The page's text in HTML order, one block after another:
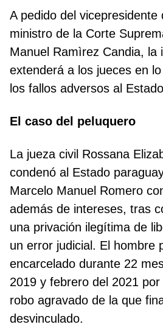
A pedido del vicepresidente
ministro de la Corte
Manuel Ramìrez Candia, la
extenderá a los jueces en
los fallos adversos al
El caso del peluquero
La jueza civil Rossana
condenó al Estado
Marcelo Manuel Romero
además de intereses, tras
una privación ilegítima de
un error judicial. El hombre
encarcelado durante 22
2019 y febrero del 2021
robo agravado de la que
desvinculado.